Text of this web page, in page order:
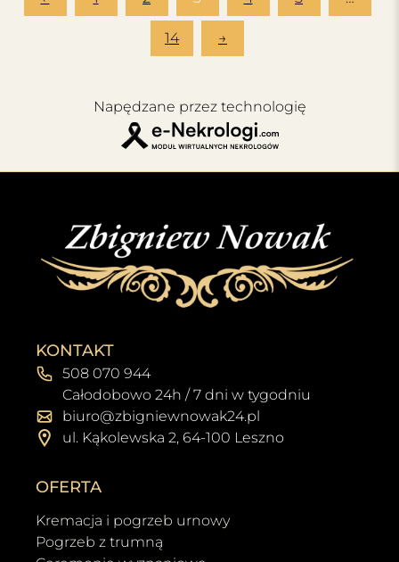
14 →
Napędzane przez technologię
KONTAKT
508 070 944
Całodobowo 24h / 7 dni w tygodniu
biuro@zbigniewnowak24.pl
ul. Kąkolewska 2, 64-100 Leszno
OFERTA
Kremacja i pogrzeb urnowy
Pogrzeb z trumną